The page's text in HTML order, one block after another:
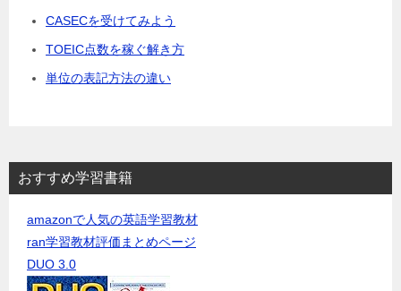
CASECを受けてみよう
TOEIC点数を稼ぐ解き方
単位の表記方法の違い
おすすめ学習書籍
amazonで人気の英語学習教材
ran学習教材評価まとめページ
DUO 3.0